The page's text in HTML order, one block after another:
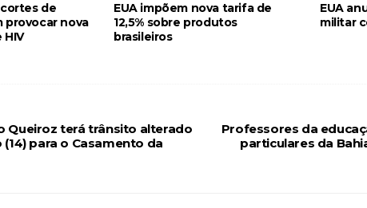
de
provocar nova
HIV
EUA impõem nova tarifa de
12,5% sobre produtos
brasileiros
EUA
militar
Professores da
particulares da
Queiroz terá trânsito alterado
para o Casamento da